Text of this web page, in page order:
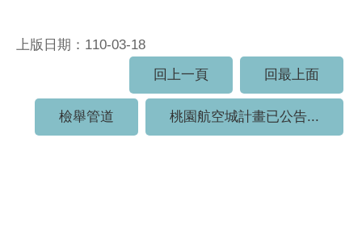
上版日期：110-03-18
回上一頁
回最上面
檢舉管道 桃園航空城計畫已公告...